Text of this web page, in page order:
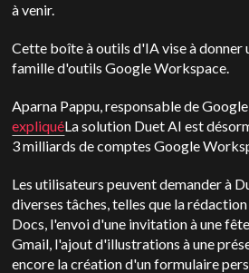
à venir.
Cette boîte à outils d'IA vise à donner
famille d'outils Google Workspace.
Aparna Pappu, responsable de
expliquéLa solution Duet AI est
3 milliards de comptes Google
Les utilisateurs peuvent demander à
diverses tâches, telles que la
Docs, l'envoi d'une invitation à une
Gmail, l'ajout d'illustrations à une
encore la création d'un formulaire